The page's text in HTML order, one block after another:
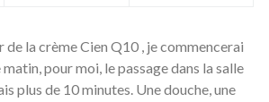
de la crème Cien Q10 , je commencerai
pour moi, le passage dans la salle
plus de 10 minutes. Une douche, une